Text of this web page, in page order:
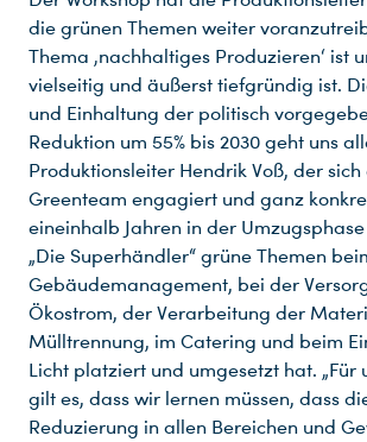
die grünen Themen weiter
Thema ‚nachhaltiges Produzieren‘ ist
vielseitig und äußerst tiefgründig ist.
und Einhaltung der politisch
Reduktion um 55% bis 2030 geht uns
Produktionsleiter Hendrik Voß, der sich
Greenteam engagiert und ganz
eineinhalb Jahren in der
„Die Superhändler“ grüne Themen
Gebäudemanagement, bei der
Ökostrom, der Verarbeitung der
Mülltrennung, im Catering und beim
Licht platziert und umgesetzt hat. „Für
gilt es, dass wir lernen müssen, dass
Reduzierung in allen Bereichen und